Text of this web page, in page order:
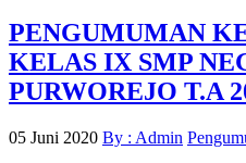
PENGUMUMAN
KELAS IX SMP
PURWOREJO T.A
05 Juni 2020 By : Admin